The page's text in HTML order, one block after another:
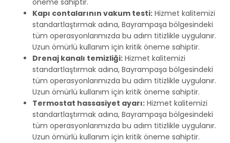
öneme sahiptir.
Kapı contalarının vakum testi: Hizmet kalitemizi
standartlaştırmak adına, Bayrampaşa bölgesindeki
tüm operasyonlarımızda bu adım titizlikle uygulanır.
Uzun ömürlü kullanım için kritik öneme sahiptir.
Drenaj kanalı temizliği: Hizmet kalitemizi
standartlaştırmak adına, Bayrampaşa bölgesindeki
tüm operasyonlarımızda bu adım titizlikle uygulanır.
Uzun ömürlü kullanım için kritik öneme sahiptir.
Termostat hassasiyet ayarı: Hizmet kalitemizi
standartlaştırmak adına, Bayrampaşa bölgesindeki
tüm operasyonlarımızda bu adım titizlikle uygulanır.
Uzun ömürlü kullanım için kritik öneme sahiptir.